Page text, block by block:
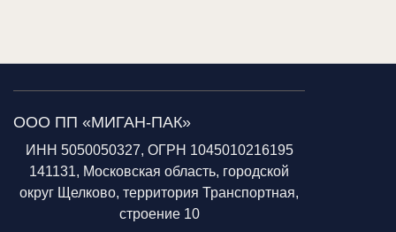
ООО ПП «МИГАН-ПАК»
ИНН 5050050327, ОГРН 1045010216195
141131, Московская область, городской
округ Щелково, территория Транспортная,
строение 10